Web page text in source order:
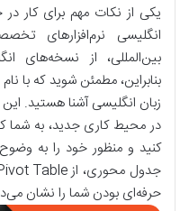
یکی از نکات مهم برای کار
انگلیسی نرم‌افزارهای
بین‌المللی، از نسخه‌های
بنابراین، مطمئن شوید که با
زبان انگلیسی آشنا هستید.
در محیط کاری جدید، به شما
کنید و منظور خود را به
حرفه‌ای بودن شما را نشان